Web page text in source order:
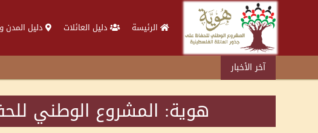
الرئيسة دليل العائلات دليل المدن
آخر الأخبار
هوية: المشروع الوطني